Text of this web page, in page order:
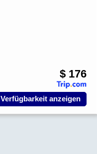
$ 176
Verfügbarkeit anzeigen